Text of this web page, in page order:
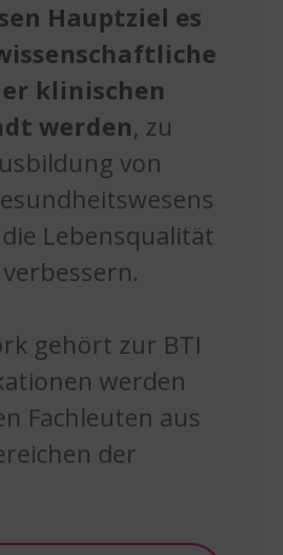
Hauptziel es
klinischen
werden, zu
von
Lebensqualität
gehört zur BTI
werden
Fachleuten aus
der